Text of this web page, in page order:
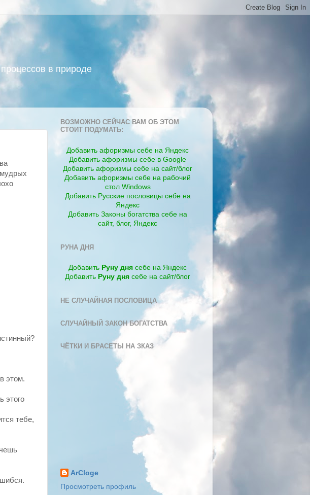
в природе
мудрых
этом.
этого
тебе,
ВОЗМОЖНО СЕЙЧАС ВАМ ОБ ЭТОМ
СТОИТ ПОДУМАТЬ:
Добавить афоризмы себе на Яндекс
Добавить афоризмы себе в Google
Добавить афоризмы себе на сайт/блог
Добавить афоризмы себе на рабочий
стол Windows
Добавить Русские пословицы себе на
Яндекс
Добавить Законы богатства себе на
сайт, блог, Яндекс
РУНА ДНЯ
Добавить Руну дня себе на Яндекс
Добавить Руну дня себе на сайт/блог
НЕ СЛУЧАЙНАЯ ПОСЛОВИЦА
СЛУЧАЙНЫЙ ЗАКОН БОГАТСТВА
ЧЁТКИ И БРАСЕТЫ НА ЗКАЗ
ArCloge
Просмотреть профиль